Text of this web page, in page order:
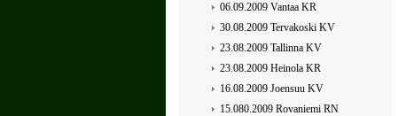
06.09.2009 Vantaa KR
30.08.2009 Tervakoski KV
23.08.2009 Tallinna KV
23.08.2009 Heinola KR
16.08.2009 Joensuu KV
15.080.2009 Rovaniemi RN